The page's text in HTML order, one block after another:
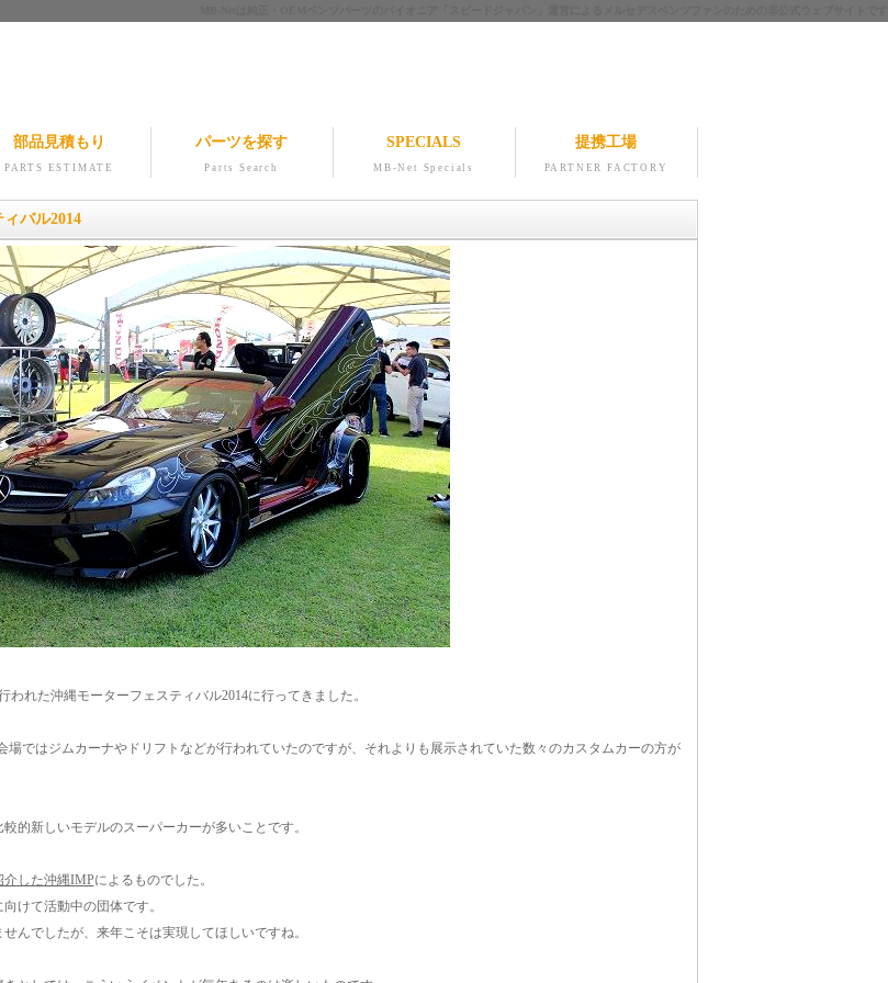
部品見積もり
PARTS ESTIMATE
パーツを探す
Parts Search
SPECIALS
MB-Net Specials
提携工場
PARTNER FACTORY
バル2014
われた沖縄モーターフェスティバル2014に行ってきました。
場ではジムカーナやドリフトなどが行われていたのですが、それよりも展示されていた数々のカスタムカーの方が
的新しいモデルのスーパーカーが多いことです。
介した沖縄IMPによるものでした。
けて活動中の団体です。
んでしたが、来年こそは実現してほしいですね。